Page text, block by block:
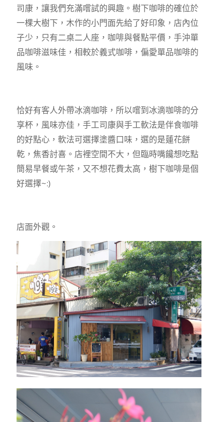
司康，讓我們充滿嚐試的興趣。樹下咖啡的確位於
一棵大樹下，木作的小門面先給了好印象，店內位
子少，只有二桌二人座，咖啡與餐點平價，手沖單
品咖啡滋味佳，相較於義式咖啡，偏愛單品咖啡的
風味。
恰好有客人外帶冰滴咖啡，所以嚐到冰滴咖啡的分
享杯，風味亦佳，手工司康與手工軟法是伴食咖啡
的好點心，軟法可選擇塗醬口味，選的是蓮花餅
乾，焦香討喜。店裡空間不大，但臨時嘴饞想吃點
簡易早餐或午茶，又不想花費太高，樹下咖啡是個
好選擇~:)
店面外觀。